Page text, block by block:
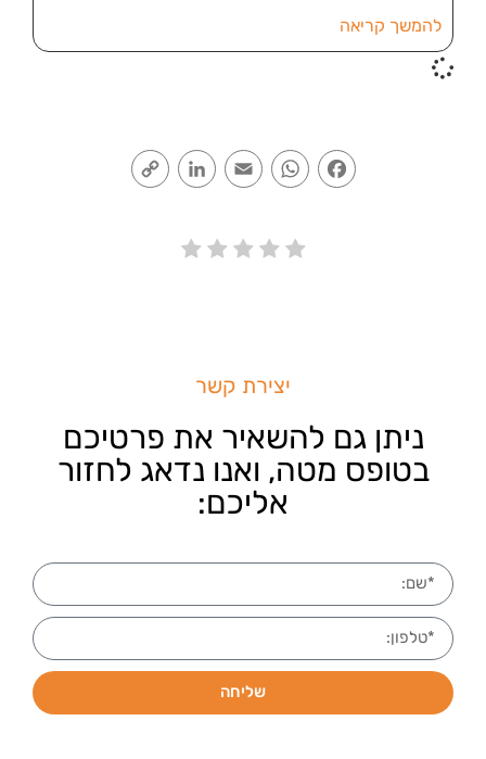
להמשך קריאה
Facebook
WhatsApp
Email
LinkedIn
יצירת קשר
ניתן גם להשאיר את פרטיכם
בטופס מטה, ואנו נדאג לחזור
אליכם:
שליחה